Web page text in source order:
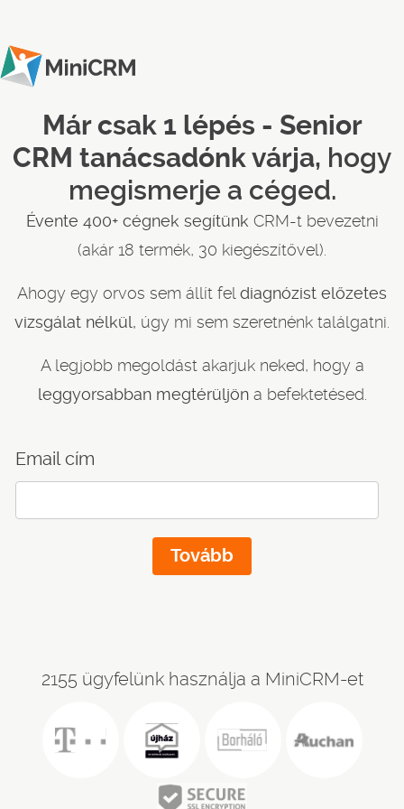
Már csak 1 lépés - Senior
CRM tanácsadónk várja, hogy
megismerje a céged.
Évente 400+ cégnek segítünk CRM-t bevezetni
(akár 18 termék, 30 kiegészítővel).
Ahogy egy orvos sem állít fel diagnózist előzetes
vizsgálat nélkül, úgy mi sem szeretnénk találgatni.
A legjobb megoldást akarjuk neked, hogy a
leggyorsabban megtérüljöna befektetésed.
Email cím
2155 ügyfelünk használja a MiniCRM-et